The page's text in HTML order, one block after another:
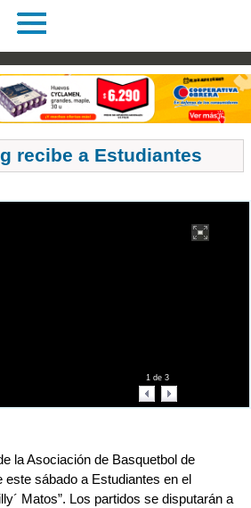
recibe a Estudiantes
1de 3
la Asociación de Basquetbol de
sábado a Estudiantes en el
Matos”. Los partidos se disputarán a